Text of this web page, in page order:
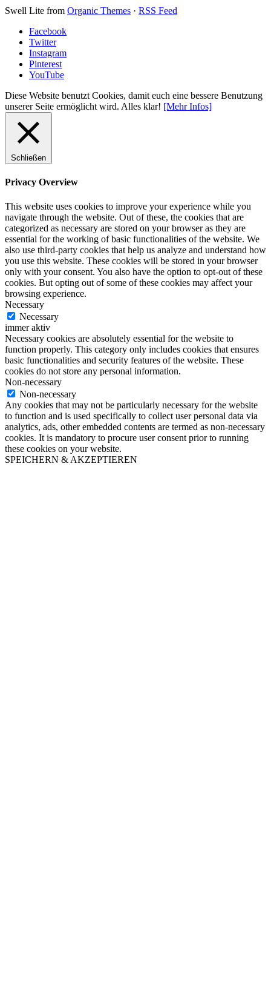
Swell Lite from Organic Themes · RSS Feed
Facebook
Twitter
Instagram
Pinterest
YouTube
Diese Website benutzt Cookies, damit euch eine bessere Benutzung
unserer Seite ermöglicht wird. Alles klar! [Mehr Infos]
Schließen
Privacy Overview
This website uses cookies to improve your experience while you
navigate through the website. Out of these, the cookies that are
categorized as necessary are stored on your browser as they are
essential for the working of basic functionalities of the website. We
also use third-party cookies that help us analyze and understand how
you use this website. These cookies will be stored in your browser
only with your consent. You also have the option to opt-out of these
cookies. But opting out of some of these cookies may affect your
browsing experience.
Necessary
Necessary
immer aktiv
Necessary cookies are absolutely essential for the website to
function properly. This category only includes cookies that ensures
basic functionalities and security features of the website. These
cookies do not store any personal information.
Non-necessary
Non-necessary
Any cookies that may not be particularly necessary for the website
to function and is used specifically to collect user personal data via
analytics, ads, other embedded contents are termed as non-necessary
cookies. It is mandatory to procure user consent prior to running
these cookies on your website.
SPEICHERN & AKZEPTIEREN